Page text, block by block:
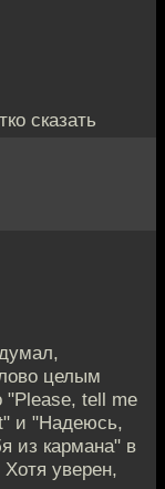
сказать
целым
tell me
и "Надеюсь,
из кармана" в
уверен,